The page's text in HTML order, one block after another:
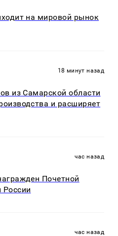
на мировой рынок
18 минут назад
из Самарской области
и расширяет
час назад
Почетной
час назад